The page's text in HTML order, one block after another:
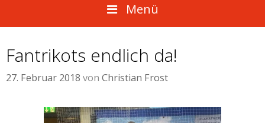
Menü
Fantrikots endlich da!
27. Februar 2018 von Christian Frost